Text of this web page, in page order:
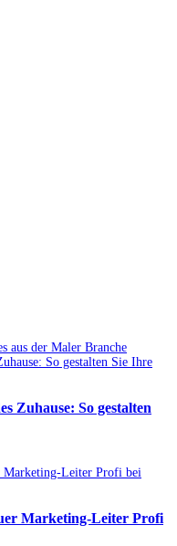
aus der Maler Branche
Zuhause: So gestalten
Marketing-Leiter Profi